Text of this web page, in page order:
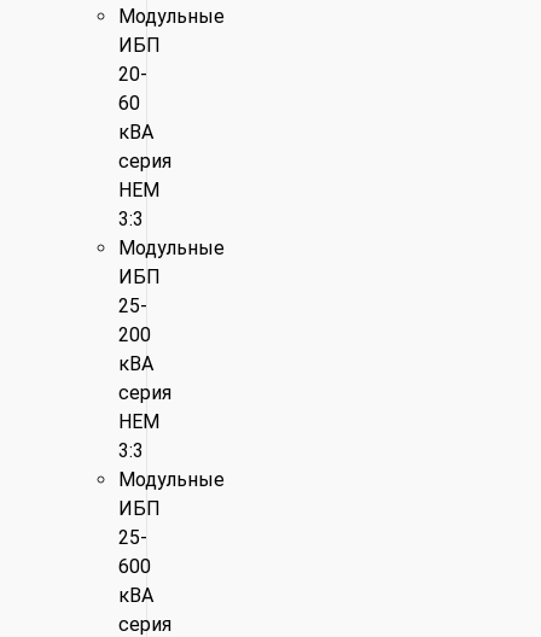
Модульные
ИБП
20-
60
кВА
серия
HEM
3:3
Модульные
ИБП
25-
200
кВА
серия
HEM
3:3
Модульные
ИБП
25-
600
кВА
серия